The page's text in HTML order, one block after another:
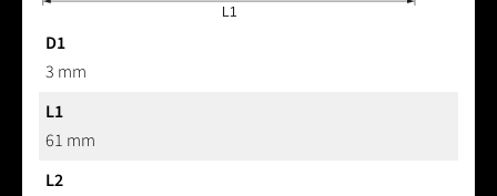
D1
3 mm
L1
61 mm
L2